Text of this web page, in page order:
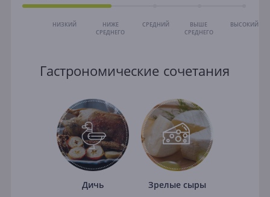
НИЗКИЙ
НИЖЕ
СРЕДНЕГО
СРЕДНИЙ
ВЫШЕ
СРЕДНЕГО
ВЫСОКИЙ
Гастрономические сочетания
Дичь Зрелые сыры